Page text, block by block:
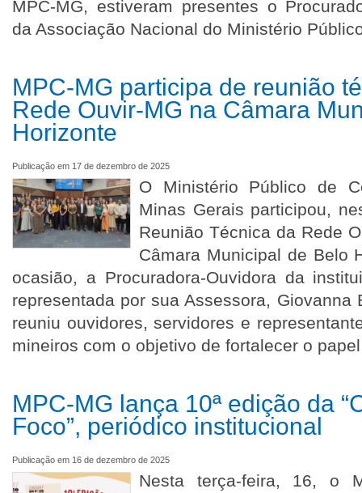
MPC-MG, estiveram presentes o
da Associação Nacional do Ministério
MPC-MG participa de reunião
Rede Ouvir-MG na Câmara
Horizonte
Publicação em 17 de dezembro de 2025
O Ministério Público de
Minas Gerais participou,
Reunião Técnica da Rede
Câmara Municipal de Belo
ocasião, a Procuradora-Ouvidora da
representada por sua Assessora,
reuniu ouvidores, servidores e
mineiros com o objetivo de fortalecer o
MPC-MG lança 10ª edição da
Foco”, periódico institucional
Publicação em 16 de dezembro de 2025
Nesta terça-feira, 16, o